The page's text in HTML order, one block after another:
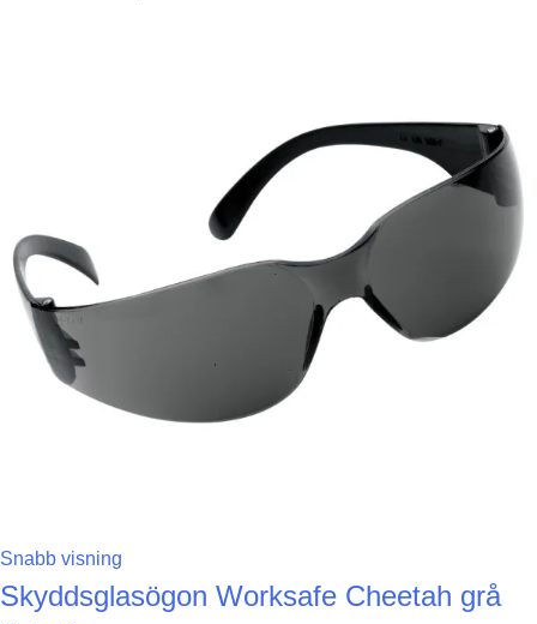
Snabb visning
Skyddsglasögon Worksafe Cheetah grå